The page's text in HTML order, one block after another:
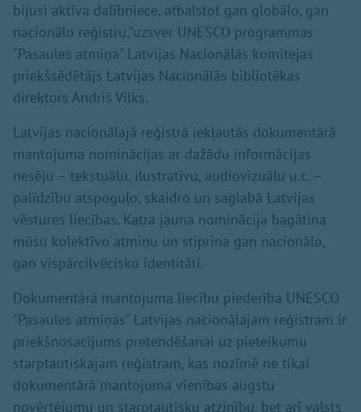
bijusi aktīva dalībniece, atbalstot gan globālo, gan
nacionālo reģistru,"uzsver UNESCO programmas
"Pasaules atmiņa" Latvijas Nacionālās komitejas
priekšsēdētājs Latvijas Nacionālās bibliotēkas
direktors Andris Vilks.
Latvijas nacionālajā reģistrā iekļautās dokumentārā
mantojuma nominācijas ar dažādu informācijas
nesēju – tekstuālu, ilustratīvu, audiovizuālu u.c. –
palīdzību atspoguļo, skaidro un saglabā Latvijas
vēstures liecības. Katra jauna nominācija bagātina
mūsu kolektīvo atmiņu un stiprina gan nacionālo,
gan vispārcilvēcisko identitāti.
Dokumentārā mantojuma liecību piederība UNESCO
"Pasaules atmiņas" Latvijas nacionālajam reģistram ir
priekšnosacījums pretendēšanai uz pieteikumu
starptautiskajam reģistram, kas nozīmē ne tikai
dokumentārā mantojuma vienības augstu
novērtējumu un starptautisku atzinību, bet arī valsts